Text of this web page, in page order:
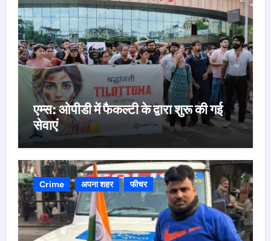
एम्स: ओपीडी में फैकल्टी के द्वारा शुरू की गई
सेवाएं
Crime अपना शहर फीचर